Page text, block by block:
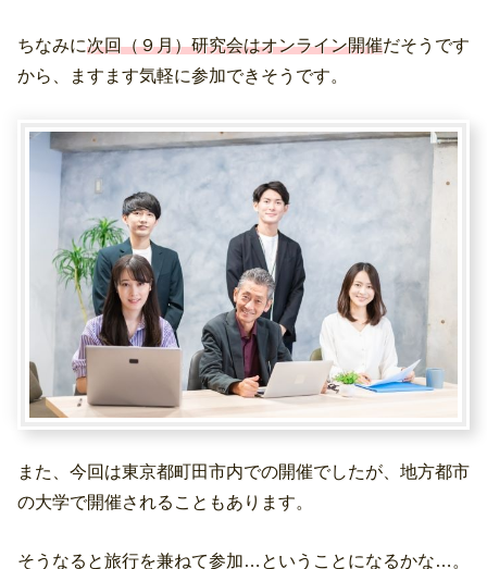
ちなみに次回（９月）研究会はオンライン開催だそうです
から、ますます気軽に参加できそうです。
また、今回は東京都町田市内での開催でしたが、地方都市
の大学で開催されることもあります。
そうなると旅行を兼ねて参加…ということになるかな…。